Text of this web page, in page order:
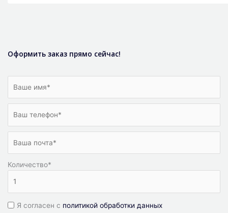
Оформить заказ прямо сейчас!
Количество*
Я согласен с политикой обработки данных